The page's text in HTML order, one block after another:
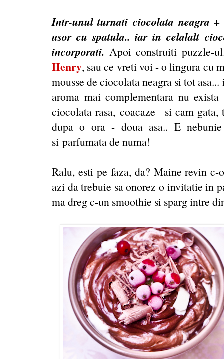
Intr-unul turnati ciocolata neagra
usor cu spatula.. iar in celalalt
incorporati. Apoi construiti puzzle-
Henry, sau ce vreti voi - o lingura cu
mousse de ciocolata neagra si tot
aroma mai complementara nu
ciocolata rasa, coacaze si cam
dupa o ora - doua asa.. E
si parfumata de numa!
Ralu, esti pe faza, da? Maine revin
azi da trebuie sa onorez o invitatie in
ma dreg c-un smoothie si sparg intre